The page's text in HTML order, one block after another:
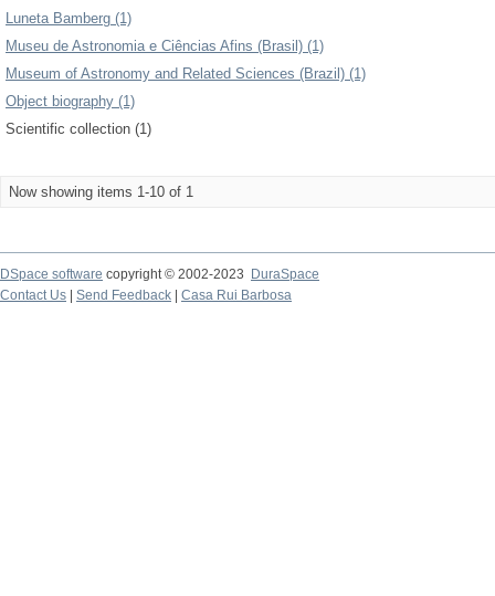
Luneta Bamberg (1)
Museu de Astronomia e Ciências Afins (Brasil) (1)
Museum of Astronomy and Related Sciences (Brazil) (1)
Object biography (1)
Scientific collection (1)
Now showing items 1-10 of 1
DSpace software copyright © 2002-2023
DuraSpace
Contact Us
Send Feedback Casa Rui Barbosa